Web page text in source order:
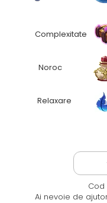
Abstracte
TOATE JOCURILE
Complexitate
Noroc
Relaxare
Cod
Ai nevoie de